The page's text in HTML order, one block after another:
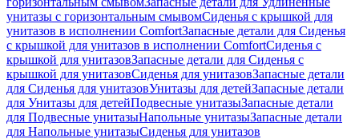
унитазы с горизонтальным смывомСиденья с крышкой для
унитазов в исполнении ComfortЗапасные детали для Сиденья
с крышкой для унитазов в исполнении ComfortСиденья с
крышкой для унитазовЗапасные детали для Сиденья с
крышкой для унитазовСиденья для унитазовЗапасные детали
для Сиденья для унитазовУнитазы для детейЗапасные детали
для Унитазы для детейПодвесные унитазыЗапасные детали
для Подвесные унитазыНапольные унитазыЗапасные детали
для Напольные унитазыСиденья для унитазов